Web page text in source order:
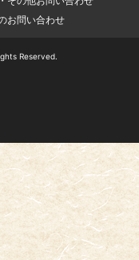
お問い合わせ
Reserved.